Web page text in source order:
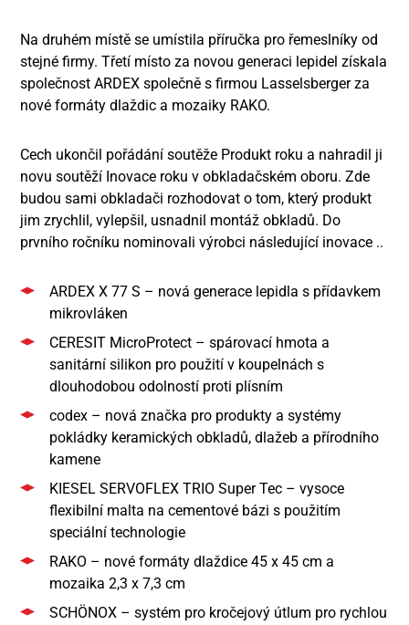
Na druhém místě se umístila příručka pro řemeslníky od
stejné firmy. Třetí místo za novou generaci lepidel získala
společnost ARDEX společně s firmou Lasselsberger za
nové formáty dlaždic a mozaiky RAKO.
Cech ukončil pořádání soutěže Produkt roku a nahradil ji
novu soutěží Inovace roku v obkladačském oboru. Zde
budou sami obkladači rozhodovat o tom, který produkt
jim zrychlil, vylepšil, usnadnil montáž obkladů. Do
prvního ročníku nominovali výrobci následující inovace ..
ARDEX X 77 S – nová generace lepidla s přídavkem
mikrovláken
CERESIT MicroProtect – spárovací hmota a
sanitární silikon pro použití v koupelnách s
dlouhodobou odolností proti plísním
codex – nová značka pro produkty a systémy
pokládky keramických obkladů, dlažeb a přírodního
kamene
KIESEL SERVOFLEX TRIO Super Tec – vysoce
flexibilní malta na cementové bázi s použitím
speciální technologie
RAKO – nové formáty dlaždice 45 x 45 cm a
mozaika 2,3 x 7,3 cm
SCHÖNOX – systém pro kročejový útlum pro rychlou